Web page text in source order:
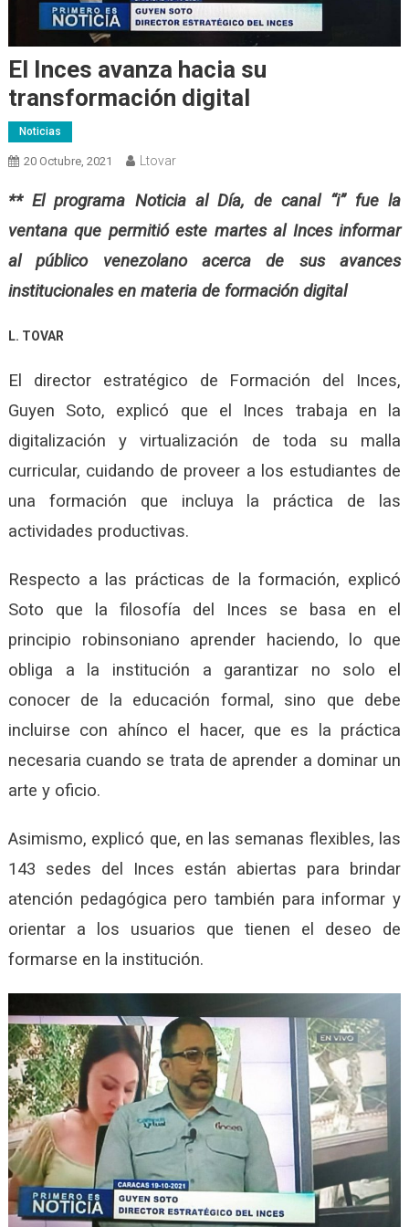
El Inces avanza hacia su
transformación digital
Noticias
20 Octubre, 2021 Ltovar
** El programa Noticia al Día, de canal “i” fue la
ventana que permitió este martes al Inces informar
al público venezolano acerca de sus avances
institucionales en materia de formación digital
L. TOVAR
El director estratégico de Formación del Inces,
Guyen Soto, explicó que el Inces trabaja en la
digitalización y virtualización de toda su malla
curricular, cuidando de proveer a los estudiantes de
una formación que incluya la práctica de las
actividades productivas.
Respecto a las prácticas de la formación, explicó
Soto que la filosofía del Inces se basa en el
principio robinsoniano aprender haciendo, lo que
obliga a la institución a garantizar no solo el
conocer de la educación formal, sino que debe
incluirse con ahínco el hacer, que es la práctica
necesaria cuando se trata de aprender a dominar un
arte y oficio.
Asimismo, explicó que, en las semanas flexibles, las
143 sedes del Inces están abiertas para brindar
atención pedagógica pero también para informar y
orientar a los usuarios que tienen el deseo de
formarse en la institución.